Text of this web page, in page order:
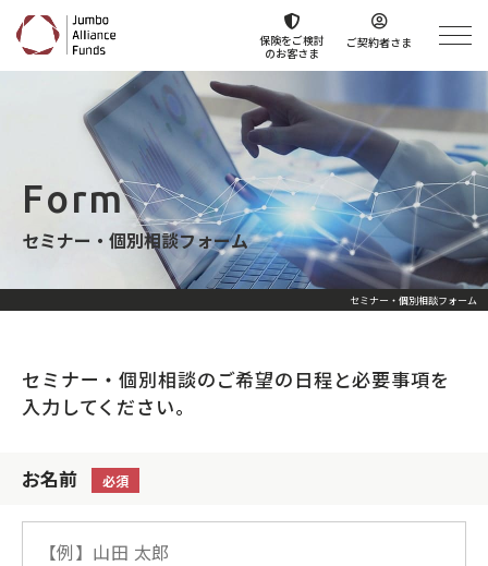
保険をご検討
のお客さま
ご契約者さま
セミナー・個別相談フォーム
Form
セミナー・個別相談フォーム
セミナー・個別相談のご希望の日程と必要事項を
入力してください。
お名前 必須